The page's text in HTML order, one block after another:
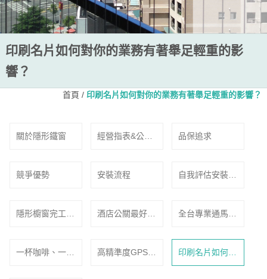
印刷名片如何對你的業務有著舉足輕重的影
響？
首頁 /印刷名片如何對你的業務有著舉足輕重的影響？
關於隱形鐵窗
經營指表&公司
品保追求
競爭優勢 安裝流程
自我評估安裝隱
隱形櫥窗完工案
酒店公關最好
全台專業通馬
管清洗一次用到
好
一杯咖啡、一頓
高精準度GPS定
印刷名片如何對
你的業務有著舉